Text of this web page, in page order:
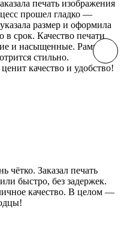
печать изображения
прошел гладко —
размер и оформила
в срок. Качество печати
и насыщенные. Рамка
стильно.
качество и удобство!
чётко. Заказал печать
быстро, без задержек.
качество. В целом —